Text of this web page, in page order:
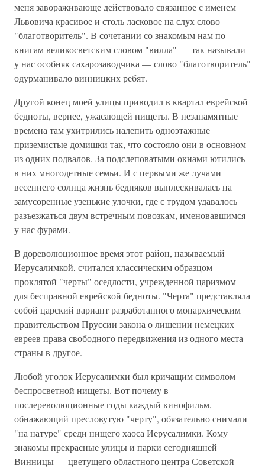
меня завораживающе действовало связанное с именем
Львовича красивое и столь ласковое на слух слово
"благотворитель". В сочетании со знакомым нам по
книгам великосветским словом "вилла" — так называли
у нас особняк сахарозаводчика — слово "благотворитель"
одурманивало винницких ребят.
Другой конец моей улицы приводил в квартал еврейской
бедноты, вернее, ужасающей нищеты. В незапамятные
времена там ухитрились налепить одноэтажные
приземистые домишки так, что состояло они в основном
из одних подвалов. За подслеповатыми окнами ютились
в них многодетные семьи. И с первыми же лучами
весеннего солнца жизнь бедняков выплескивалась на
замусоренные узенькие улочки, где с трудом удавалось
разъезжаться двум встречным повозкам, именовавшимся
у нас фурами.
В дореволюционное время этот район, называемый
Иерусалимкой, считался классическим образцом
проклятой "черты" оседлости, учрежденной царизмом
для бесправной еврейской бедноты. "Черта" представляла
собой царский вариант разработанного монархическим
правительством Пруссии закона о лишении немецких
евреев права свободного передвижения из одного места
страны в другое.
Любой уголок Иерусалимки был кричащим символом
беспросветной нищеты. Вот почему в
послереволюционные годы каждый кинофильм,
обнажающий пресловутую "черту", обязательно снимали
"на натуре" среди нищего хаоса Иерусалимки. Кому
знакомы прекрасные улицы и парки сегодняшней
Винницы — цветущего областного центра Советской